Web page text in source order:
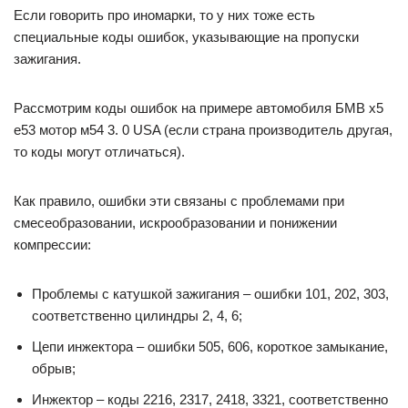
Если говорить про иномарки, то у них тоже есть
специальные коды ошибок, указывающие на пропуски
зажигания.
Рассмотрим коды ошибок на примере автомобиля БМВ x5
e53 мотор м54 3. 0 USA (если страна производитель другая,
то коды могут отличаться).
Как правило, ошибки эти связаны с проблемами при
смесеобразовании, искрообразовании и понижении
компрессии:
Проблемы с катушкой зажигания – ошибки 101, 202, 303,
соответственно цилиндры 2, 4, 6;
Цепи инжектора – ошибки 505, 606, короткое замыкание,
обрыв;
Инжектор – коды 2216, 2317, 2418, 3321, соответственно